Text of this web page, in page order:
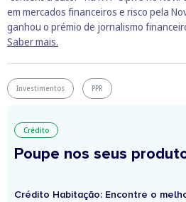
em mercados financeiros e risco pela
ganhou o prémio de jornalismo
Saber mais.
Investimentos PPR
Crédito
Poupe nos seus
Crédito Habitação: Encontre o